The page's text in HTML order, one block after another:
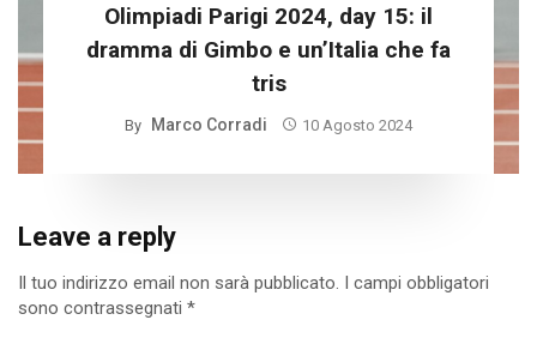
Olimpiadi Parigi 2024, day 15: il
dramma di Gimbo e un’Italia che fa
tris
By Marco Corradi 10 Agosto 2024
Leave a reply
Il tuo indirizzo email non sarà pubblicato. I campi obbligatori
sono contrassegnati *